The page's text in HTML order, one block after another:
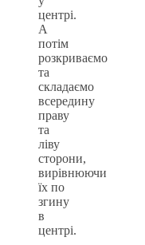
центрі.
А
потім
розкриваємо
та
складаємо
всередину
праву
та
ліву
сторони,
вирівнюючи
їх по
згину
в
центрі.